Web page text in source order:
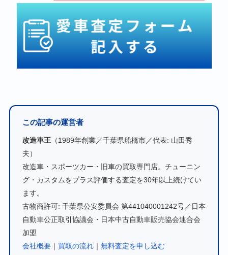
この記事の運営者
改造車王（1989年創業／千葉県船橋市／代表: 山田秀
夫）
改造車・スポーツカー・旧車の買取専門店。チューニン
グ・カスタムをプラス評価する査定を30年以上続けてい
ます。
古物商許可: 千葉県公安委員会 第441040001242号／日本
自動車公正取引協議会・日本中古自動車販売協会連合会
加盟
会社概要｜ 買取の流れ｜ 無料査定を申し込む